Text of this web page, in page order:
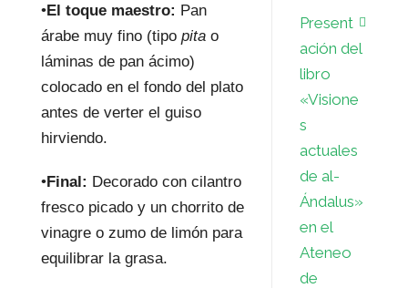
•El toque maestro: Pan
árabe muy fino (tipo pitao
láminas de pan ácimo)
colocado en el fondo del plato
antes de verter el guiso
hirviendo.
•Final: Decorado con cilantro
fresco picado y un chorrito de
vinagre o zumo de limón para
equilibrar la grasa.
Present
ación del
libro
«Visione
s
actuales
de al-
Ándalus»
en el
Ateneo
de